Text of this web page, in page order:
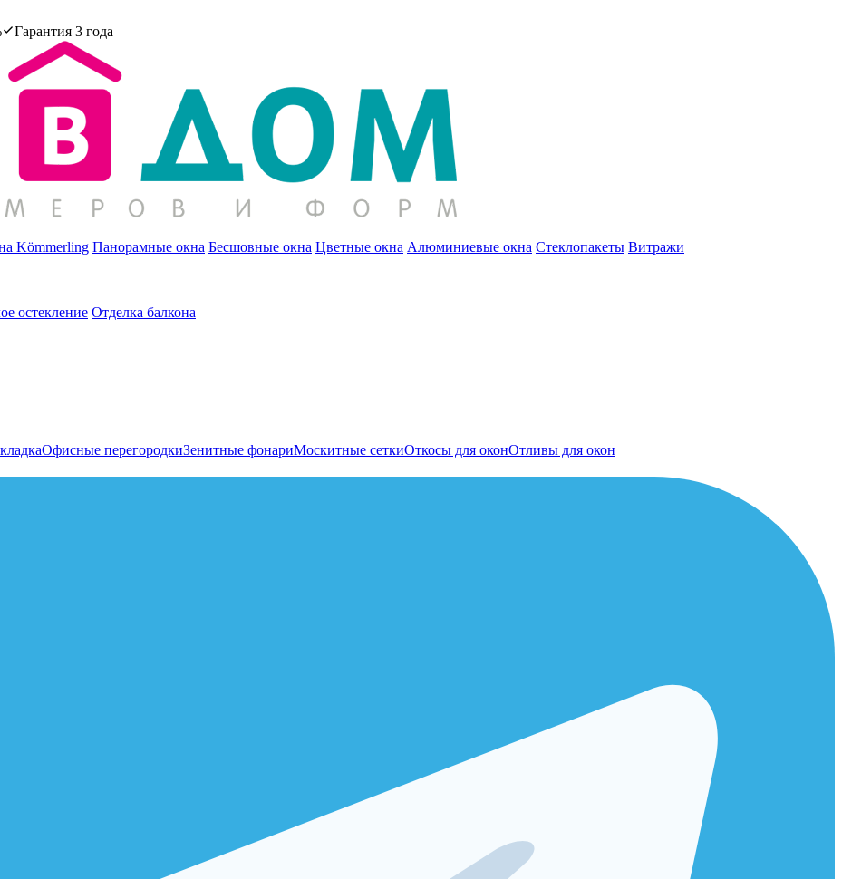
Гарантия 3 года
Kömmerling Панорамные окна Бесшовные окна Цветные окна Алюминиевые окна Стеклопакеты Витражи
остекление Отделка балкона
Офисные перегородкиЗенитные фонариМоскитные сеткиОткосы для оконОтливы для окон